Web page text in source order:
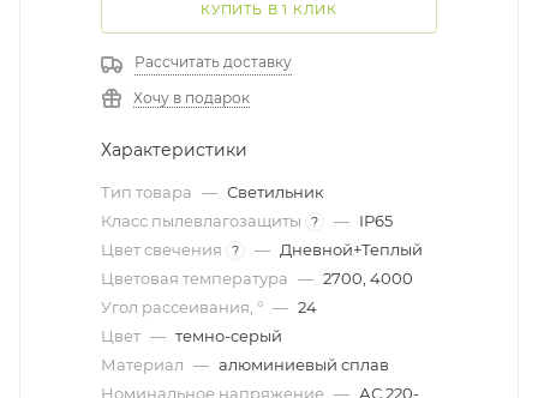
КУПИТЬ В 1 КЛИК
Рассчитать доставку
Хочу в подарок
Характеристики
Тип товара — Светильник
Класс пылевлагозащиты
? — IP65
Цвет свечения
? — Дневной+Теплый
Цветовая температура — 2700, 4000
Угол рассеивания, ° — 24
Цвет — темно-серый
Материал — алюминиевый сплав
Номинальное напряжение — АС 220-